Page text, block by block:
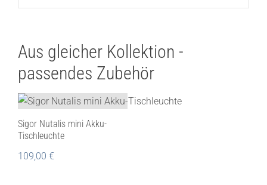
Aus gleicher Kollektion -
passendes Zubehör
Sigor Nutalis mini Akku-
Tischleuchte
109,00 €